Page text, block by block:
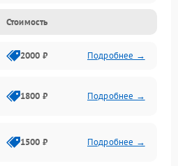
Стоимость
2000 ₽ Подробнее →
1800 ₽ Подробнее →
1500 ₽ Подробнее →